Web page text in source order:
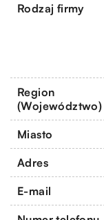
Rodzaj firmy
Region
(Województwo)
Miasto
Adres
E-mail